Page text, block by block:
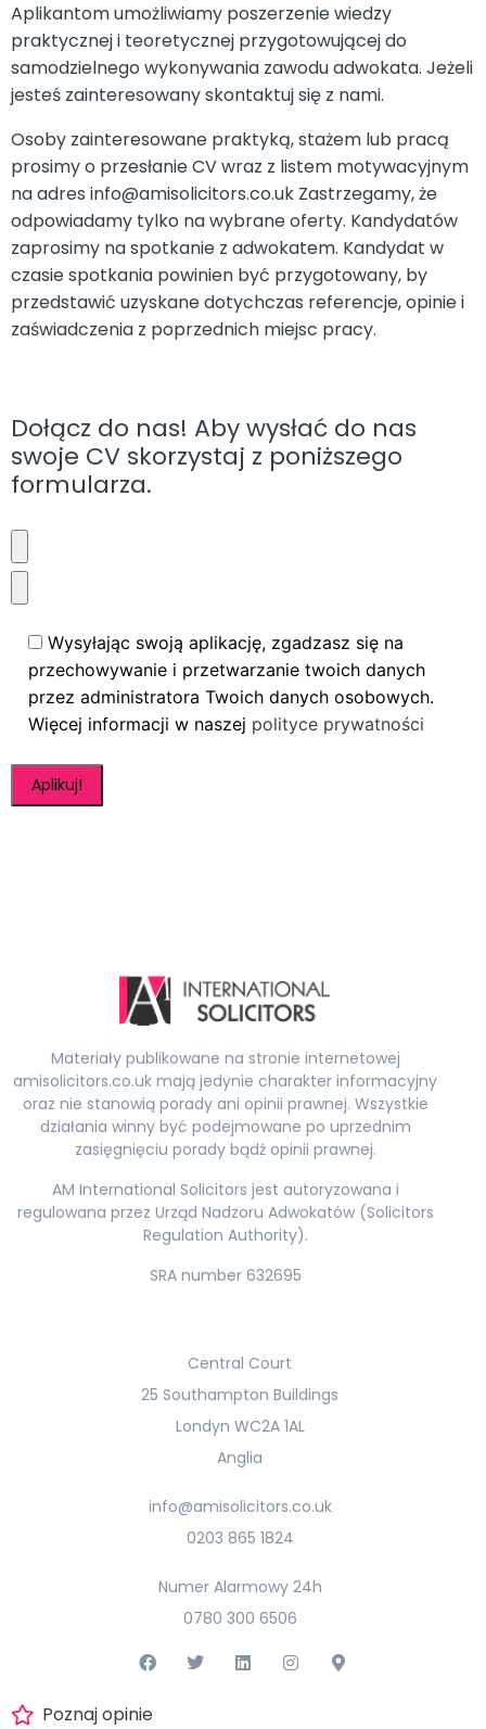
Aplikantom umożliwiamy poszerzenie wiedzy
praktycznej i teoretycznej przygotowującej do
samodzielnego wykonywania zawodu adwokata. Jeżeli
jesteś zainteresowany skontaktuj się z nami.
Osoby zainteresowane praktyką, stażem lub pracą
prosimy o przesłanie CV wraz z listem motywacyjnym
na adres info@amisolicitors.co.uk Zastrzegamy, że
odpowiadamy tylko na wybrane oferty. Kandydatów
zaprosimy na spotkanie z adwokatem. Kandydat w
czasie spotkania powinien być przygotowany, by
przedstawić uzyskane dotychczas referencje, opinie i
zaświadczenia z poprzednich miejsc pracy.
Dołącz do nas! Aby wysłać do nas
swoje CV skorzystaj z poniższego
formularza.
Wysyłając swoją aplikację, zgadzasz się na
przechowywanie i przetwarzanie twoich danych
przez administratora Twoich danych osobowych.
Więcej informacji w naszej polityce prywatności
Materiały publikowane na stronie internetowej
amisolicitors.co.uk mają jedynie charakter informacyjny
oraz nie stanowią porady ani opinii prawnej. Wszystkie
działania winny być podejmowane po uprzednim
zasięgnięciu porady bądź opinii prawnej.
AM International Solicitors jest autoryzowana i
regulowana przez Urząd Nadzoru Adwokatów (Solicitors
Regulation Authority).
SRA number 632695
Central Court
25 Southampton Buildings
Londyn WC2A 1AL
Anglia
info@amisolicitors.co.uk
0203 865 1824
Numer Alarmowy 24h
0780 300 6506
Poznaj opinie